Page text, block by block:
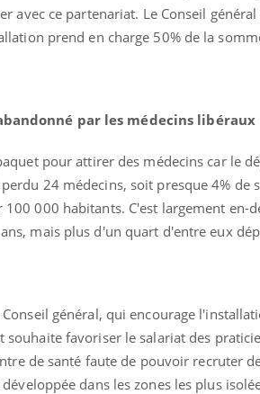
avec ce partenariat. Le Conseil
prend en charge 50% de la
par les médecins libéraux
pour attirer des médecins car le
24 médecins, soit presque 4% de
000 habitants. C'est largement en-
mais plus d'un quart d'entre eux
général, qui encourage
favoriser le salariat des
de santé faute de pouvoir recruter
dans les zones les plus